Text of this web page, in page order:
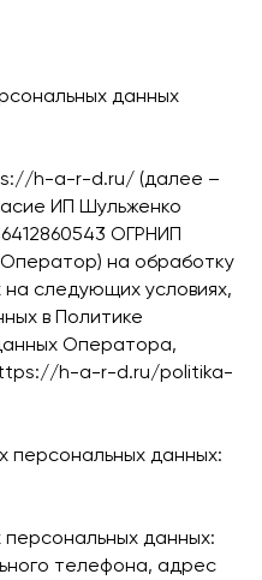
данных
h-a-r-d.ru/ (далее –
ИП Шульженко
ОГРНИП
на обработку
следующих условиях,
в Политике
Оператора,
h-a-r-d.ru/politika-
персональных данных:
данных:
телефона, адрес